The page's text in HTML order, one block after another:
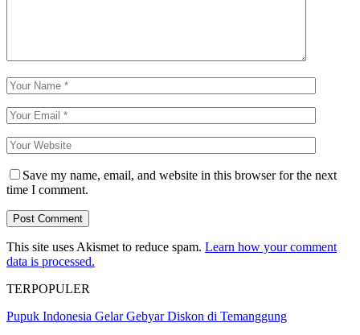
Save my name, email, and website in this browser for the next
time I comment.
This site uses Akismet to reduce spam. Learn how your comment
data is processed.
TERPOPULER
Pupuk Indonesia Gelar Gebyar Diskon di Temanggung